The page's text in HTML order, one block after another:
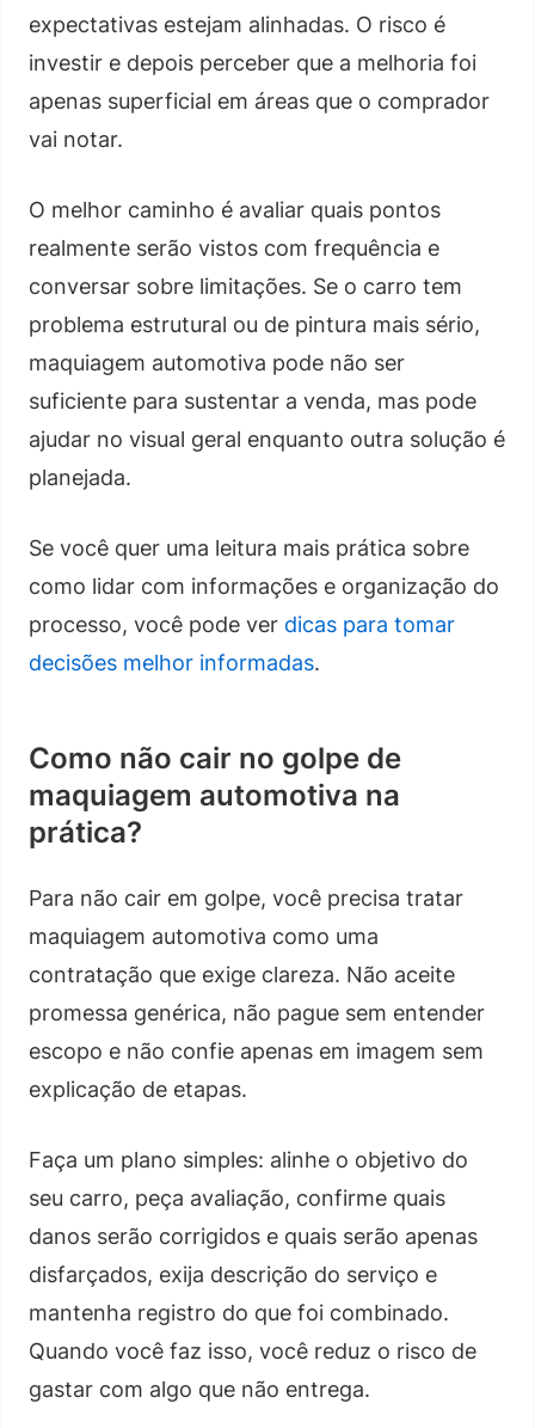
expectativas estejam alinhadas. O risco é
investir e depois perceber que a melhoria foi
apenas superficial em áreas que o comprador
vai notar.
O melhor caminho é avaliar quais pontos
realmente serão vistos com frequência e
conversar sobre limitações. Se o carro tem
problema estrutural ou de pintura mais sério,
maquiagem automotiva pode não ser
suficiente para sustentar a venda, mas pode
ajudar no visual geral enquanto outra solução é
planejada.
Se você quer uma leitura mais prática sobre
como lidar com informações e organização do
processo, você pode ver dicas para tomar
decisões melhor informadas.
Como não cair no golpe de
maquiagem automotiva na
prática?
Para não cair em golpe, você precisa tratar
maquiagem automotiva como uma
contratação que exige clareza. Não aceite
promessa genérica, não pague sem entender
escopo e não confie apenas em imagem sem
explicação de etapas.
Faça um plano simples: alinhe o objetivo do
seu carro, peça avaliação, confirme quais
danos serão corrigidos e quais serão apenas
disfarçados, exija descrição do serviço e
mantenha registro do que foi combinado.
Quando você faz isso, você reduz o risco de
gastar com algo que não entrega.